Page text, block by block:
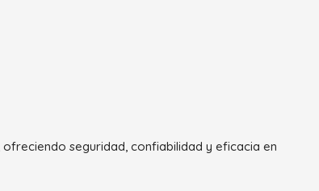
ofreciendo seguridad, confiabilidad y eficacia en